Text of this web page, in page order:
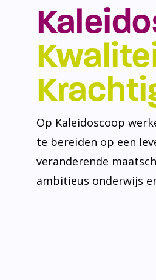
Op Kaleidoscoop
te bereiden op een
veranderende
ambitieus onderwijs